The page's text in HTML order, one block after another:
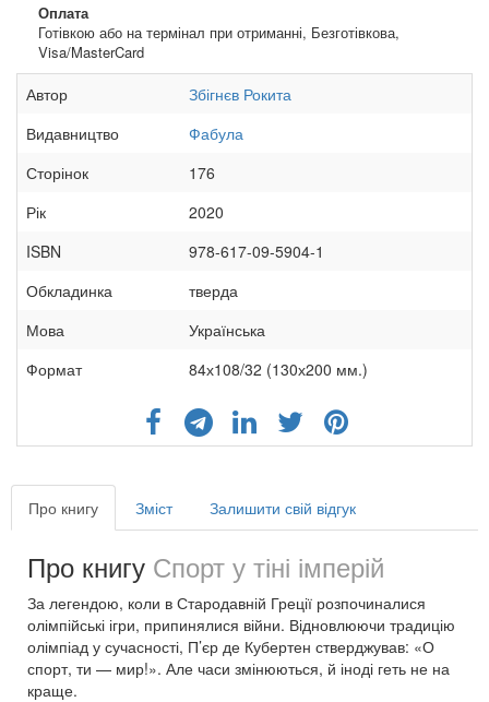
Оплата
Готівкою або на термінал при отриманні, Безготівкова,
Visa/MasterCard
Автор
Збігнєв Рокита
Видавництво
Фабула
Сторінок
176
Рік
2020
ISBN
978-617-09-5904-1
Обкладинка
тверда
Мова
Українська
Формат
84х108/32 (130х200 мм.)
Про книгу Зміст Залишити свій відгук
Про книгу Спорт у тіні імперій
За легендою, коли в Стародавній Греції розпочиналися
олімпійські ігри, припинялися війни. Відновлюючи традицію
олімпіад у сучасності, П’єр де Кубертен стверджував: «О
спорт, ти — мир!». Але часи змінюються, й іноді геть не на
краще.